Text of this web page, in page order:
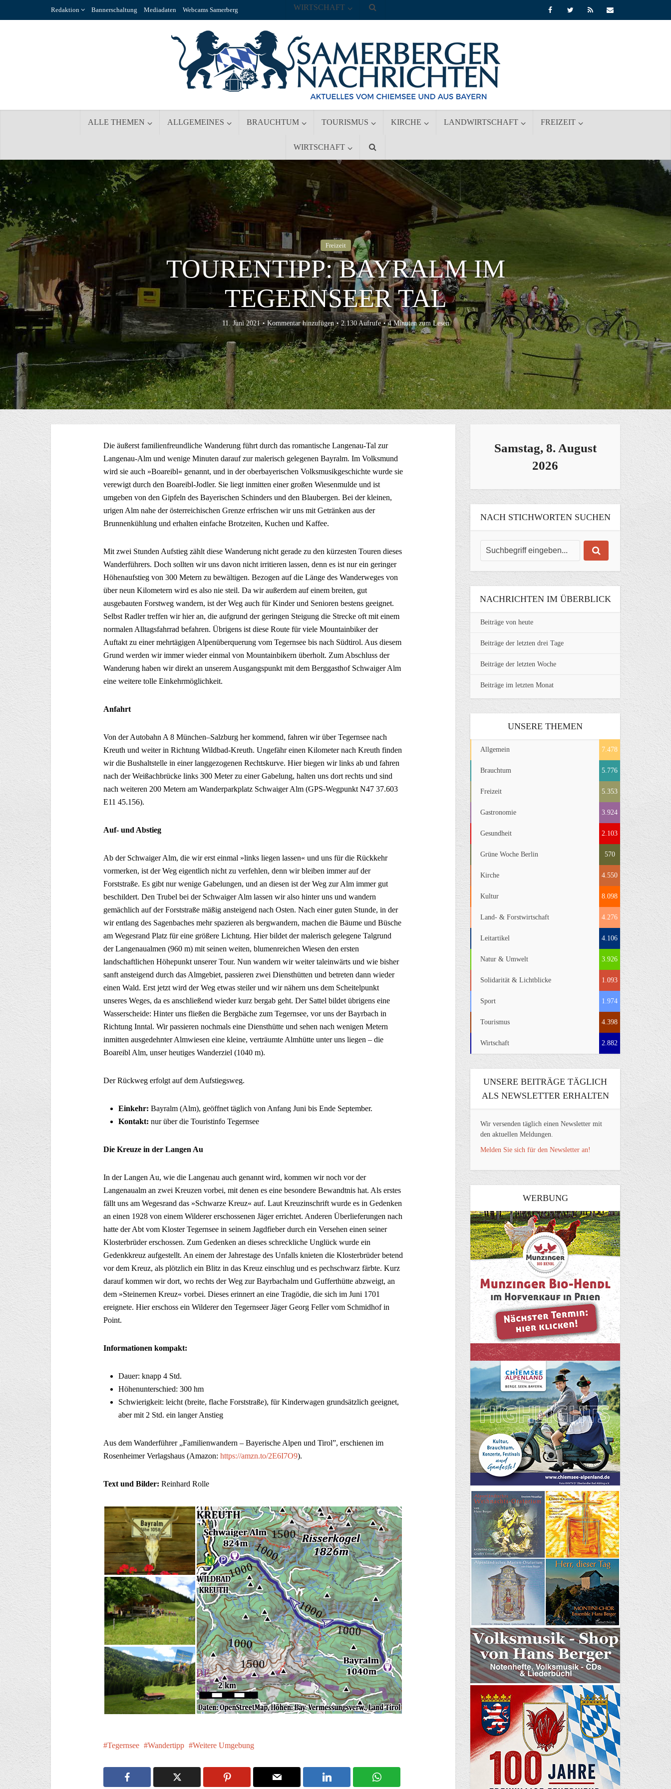
Redaktion Bannerschaltung Mediadaten Webcams Samerberg
ALLE THEMEN ALLGEMEINES BRAUCHTUM TOURISMUS KIRCHE LANDWIRTSCHAFT FREIZEIT
WIRTSCHAFT
WIRTSCHAFT
Freizeit
TOURENTIPP: BAYRALM IM
TEGERNSEER TAL
11. Juni 2021 Kommentar hinzufügen 2.130 Aufrufe 4 Minuten zum Lesen
Die äußerst familienfreundliche Wanderung führt durch das romantische Langenau-Tal zur
Langenau-Alm und wenige Minuten darauf zur malerisch gelegenen Bayralm. Im Volksmund
wird sie auch »Boareibl« genannt, und in der oberbayerischen Volksmusikgeschichte wurde sie
verewigt durch den Boareibl-Jodler. Sie liegt inmitten einer großen Wiesenmulde und ist
umgeben von den Gipfeln des Bayerischen Schinders und den Blaubergen. Bei der kleinen,
urigen Alm nahe der österreichischen Grenze erfrischen wir uns mit Getränken aus der
Brunnenkühlung und erhalten einfache Brotzeiten, Kuchen und Kaffee.
Mit zwei Stunden Aufstieg zählt diese Wanderung nicht gerade zu den kürzesten Touren dieses
Wanderführers. Doch sollten wir uns davon nicht irritieren lassen, denn es ist nur ein geringer
Höhenaufstieg von 300 Metern zu bewältigen. Bezogen auf die Länge des Wanderweges von
über neun Kilometern wird es also nie steil. Da wir außerdem auf einem breiten, gut
ausgebauten Forstweg wandern, ist der Weg auch für Kinder und Senioren bestens geeignet.
Selbst Radler treffen wir hier an, die aufgrund der geringen Steigung die Strecke oft mit einem
normalen Alltagsfahrrad befahren. Übrigens ist diese Route für viele Mountainbiker der
Auftakt zu einer mehrtägigen Alpenüberquerung vom Tegernsee bis nach Südtirol. Aus diesem
Grund werden wir immer wieder einmal von Mountainbikern überholt. Zum Abschluss der
Wanderung haben wir direkt an unserem Ausgangspunkt mit dem Berggasthof Schwaiger Alm
eine weitere tolle Einkehrmöglichkeit.
Anfahrt
Von der Autobahn A 8 München–Salzburg her kommend, fahren wir über Tegernsee nach
Kreuth und weiter in Richtung Wildbad-Kreuth. Ungefähr einen Kilometer nach Kreuth finden
wir die Bushaltstelle in einer langgezogenen Rechtskurve. Hier biegen wir links ab und fahren
nach der Weißachbrücke links 300 Meter zu einer Gabelung, halten uns dort rechts und sind
nach weiteren 200 Metern am Wanderparkplatz Schwaiger Alm (GPS-Wegpunkt N47 37.603
E11 45.156).
Auf- und Abstieg
Ab der Schwaiger Alm, die wir erst einmal »links liegen lassen« und uns für die Rückkehr
vormerken, ist der Weg eigentlich nicht zu verfehlen, denn wir bleiben immer auf der
Forststraße. Es gibt nur wenige Gabelungen, und an diesen ist der Weg zur Alm immer gut
beschildert. Den Trubel bei der Schwaiger Alm lassen wir also hinter uns und wandern
gemächlich auf der Forststraße mäßig ansteigend nach Osten. Nach einer guten Stunde, in der
wir entlang des Sagenbaches mehr spazieren als bergwandern, machen die Bäume und Büsche
am Wegesrand Platz für eine größere Lichtung. Hier bildet der malerisch gelegene Talgrund
der Langenaualmen (960 m) mit seinen weiten, blumenreichen Wiesen den ersten
landschaftlichen Höhepunkt unserer Tour. Nun wandern wir weiter taleinwärts und wie bisher
sanft ansteigend durch das Almgebiet, passieren zwei Diensthütten und betreten dann wieder
einen Wald. Erst jetzt wird der Weg etwas steiler und wir nähern uns dem Scheitelpunkt
unseres Weges, da es anschließend wieder kurz bergab geht. Der Sattel bildet übrigens eine
Wasserscheide: Hinter uns fließen die Bergbäche zum Tegernsee, vor uns der Bayrbach in
Richtung Inntal. Wir passieren nochmals eine Diensthütte und sehen nach wenigen Metern
inmitten ausgedehnter Almwiesen eine kleine, verträumte Almhütte unter uns liegen – die
Boareibl Alm, unser heutiges Wanderziel (1040 m).
Der Rückweg erfolgt auf dem Aufstiegsweg.
Einkehr: Bayralm (Alm), geöffnet täglich von Anfang Juni bis Ende September.
Kontakt: nur über die Touristinfo Tegernsee
Die Kreuze in der Langen Au
In der Langen Au, wie die Langenau auch genannt wird, kommen wir noch vor der
Langenaualm an zwei Kreuzen vorbei, mit denen es eine besondere Bewandtnis hat. Als erstes
fällt uns am Wegesrand das »Schwarze Kreuz« auf. Laut Kreuzinschrift wurde es in Gedenken
an einen 1928 von einem Wilderer erschossenen Jäger errichtet. Anderen Überlieferungen nach
hatte der Abt vom Kloster Tegernsee in seinem Jagdfieber durch ein Versehen einen seiner
Klosterbrüder erschossen. Zum Gedenken an dieses schreckliche Unglück wurde ein
Gedenkkreuz aufgestellt. An einem der Jahrestage des Unfalls knieten die Klosterbrüder betend
vor dem Kreuz, als plötzlich ein Blitz in das Kreuz einschlug und es pechschwarz färbte. Kurz
darauf kommen wir dort, wo rechts der Weg zur Bayrbachalm und Gufferthütte abzweigt, an
dem »Steinernen Kreuz« vorbei. Dieses erinnert an eine Tragödie, die sich im Juni 1701
ereignete. Hier erschoss ein Wilderer den Tegernseer Jäger Georg Feller vom Schmidhof in
Point.
Informationen kompakt:
Dauer: knapp 4 Std.
Höhenunterschied: 300 hm
Schwierigkeit: leicht (breite, flache Forststraße), für Kinderwagen grundsätzlich geeignet,
aber mit 2 Std. ein langer Anstieg
Aus dem Wanderführer „Familienwandern – Bayerische Alpen und Tirol”, erschienen im
Rosenheimer Verlagshaus (Amazon: https://amzn.to/2E6I7O9).
Text und Bilder: Reinhard Rolle
Tegernsee Wandertipp Weitere Umgebung
Samstag, 8. August
2026
NACH STICHWORTEN SUCHEN
NACHRICHTEN IM ÜBERBLICK
Beiträge von heute
Beiträge der letzten drei Tage
Beiträge der letzten Woche
Beiträge im letzten Monat
UNSERE THEMEN
Allgemein 7.478
Brauchtum 5.776
Freizeit 5.353
Gastronomie 3.924
Gesundheit 2.103
Grüne Woche Berlin 570
Kirche 4.550
Kultur 8.098
Land- & Forstwirtschaft 4.276
Leitartikel 4.106
Natur & Umwelt 3.926
Solidarität & Lichtblicke 1.093
Sport 1.974
Tourismus 4.398
Wirtschaft 2.882
UNSERE BEITRÄGE TÄGLICH
ALS NEWSLETTER ERHALTEN
Wir versenden täglich einen Newsletter mit
den aktuellen Meldungen.
Melden Sie sich für den Newsletter an!
WERBUNG